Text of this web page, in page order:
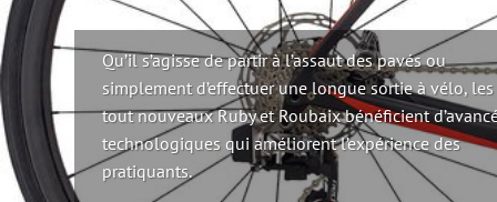
Qu’il s’agisse de partir à l’assaut des pavés ou
simplement d’effectuer une longue sortie à vélo, les
tout nouveaux Ruby et Roubaix bénéficient
technologiques qui améliorent l’expérience des
pratiquants.